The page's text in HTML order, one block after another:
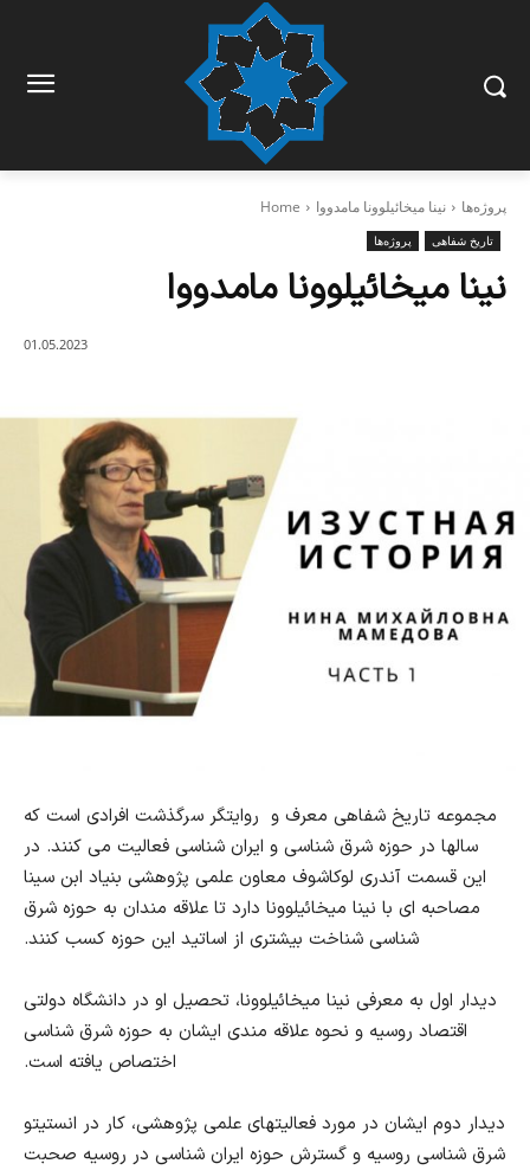
Home پروژه‌ها نینا میخائیلوونا مامدووا
پروژه‌ها تاریخ شفاهی
نینا میخائیلوونا مامدووا
01.05.2023
مجموعه تاریخ شفاهی معرف و روایتگر سرگذشت افرادی است که
سالها در حوزه شرق شناسی و ایران شناسی فعالیت می کنند. در
این قسمت آندری لوکاشوف معاون علمی پژوهشی بنیاد ابن سینا
مصاحبه ای با نینا میخائیلوونا دارد تا علاقه مندان به حوزه شرق
شناسی شناخت بیشتری از اساتید این حوزه کسب کنند.
دیدار اول به معرفی نینا میخائیلوونا، تحصیل او در دانشگاه دولتی
اقتصاد روسیه و نحوه علاقه مندی ایشان به حوزه شرق شناسی
اختصاص یافته است.
دیدار دوم ایشان در مورد فعالیتهای علمی پژوهشی، کار در انستیتو
شرق شناسی روسیه و گسترش حوزه ایران شناسی در روسیه صحبت